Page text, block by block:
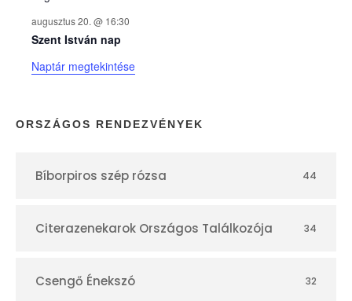
k
n
a
p
r
augusztus 20. @ 16:30
Szent István nap
Naptár megtekintése
ORSZÁGOS RENDEZVÉNYEK
Bíborpiros szép rózsa 44
Citerazenekarok Országos Találkozója 34
Csengő Énekszó 32